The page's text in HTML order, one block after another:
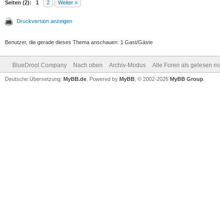
Seiten (2): 1 2 Weiter »
Druckversion anzeigen
Benutzer, die gerade dieses Thema anschauen: 1 Gast/Gäste
BlueDrool Company Nach oben Archiv-Modus Alle Foren als gelesen
Deutsche Übersetzung: MyBB.de , Powered by MyBB , © 2002-2026 MyBB Group